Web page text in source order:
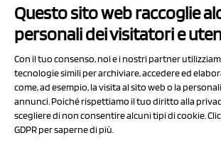
Via Prov.le Sassuolo Vignola
41057 Spilamberto (MO)
P.I/C.F. 01041460369
REA: MO 208553
Capitale sociale Euro 50.000,00
Questo sito web raccoglie
personali dei visitatori e
Con il tuo consenso, noi e i nostri partner
tecnologie simili per archiviare, accedere ed
come, ad esempio, la visita al sito web o la
annunci. Poiché rispettiamo il tuo diritto alla
scegliere di non consentire alcuni tipi di cookie.
GDPR per saperne di più.